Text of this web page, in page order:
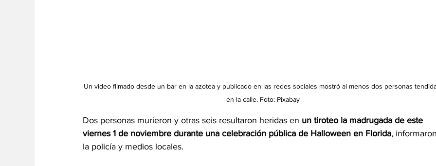
Un video filmado desde un bar en la azotea y publicado en las redes sociales mostró al menos dos personas
en la calle. Foto: Pixabay
Dos personas murieron y otras seis resultaron heridas en un tiroteo la madrugada de este
viernes 1 de noviembre durante una celebración pública de Halloween en Florida,
la policía y medios locales.